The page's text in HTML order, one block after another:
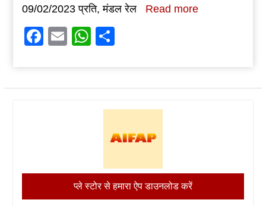
09/02/2023 प्रति, मंडल रेल
Read more
Facebook
EmailWhatsApp
प्ले स्टोर से हमारा ऐप डाउनलोड करें